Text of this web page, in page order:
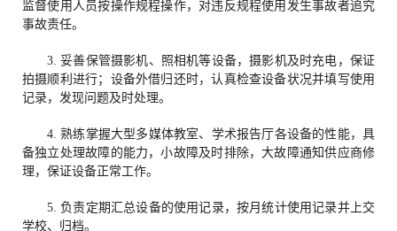
监督使用人员按操作规程操作，对违反规程使用发生事故者追究
事故责任。
3. 妥善保管摄影机、照相机等设备，摄影机及时充电，保证
拍摄顺利进行；设备外借归还时，认真检查设备状况并填写使用
记录，发现问题及时处理。
4. 熟练掌握大型多媒体教室、学术报告厅各设备的性能，具
备独立处理故障的能力，小故障及时排除，大故障通知供应商修
理，保证设备正常工作。
5. 负责定期汇总设备的使用记录，按月统计使用记录并上交
学校、归档。